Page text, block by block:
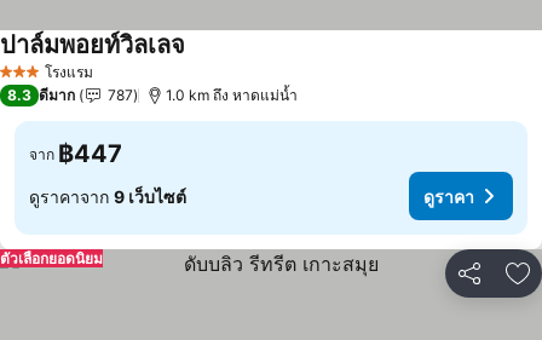
3 ดาว โรงแรม
ปาล์มพอยท์วิลเลจ
8.3 ดีมาก 787 1.0 km ถึง หาดแม่น้ำ
จาก ฿447
ดูราคาจาก 9 เว็บไซต์ ดูราคา
แชร์ เ
ตัวเลือกยอดนิยม